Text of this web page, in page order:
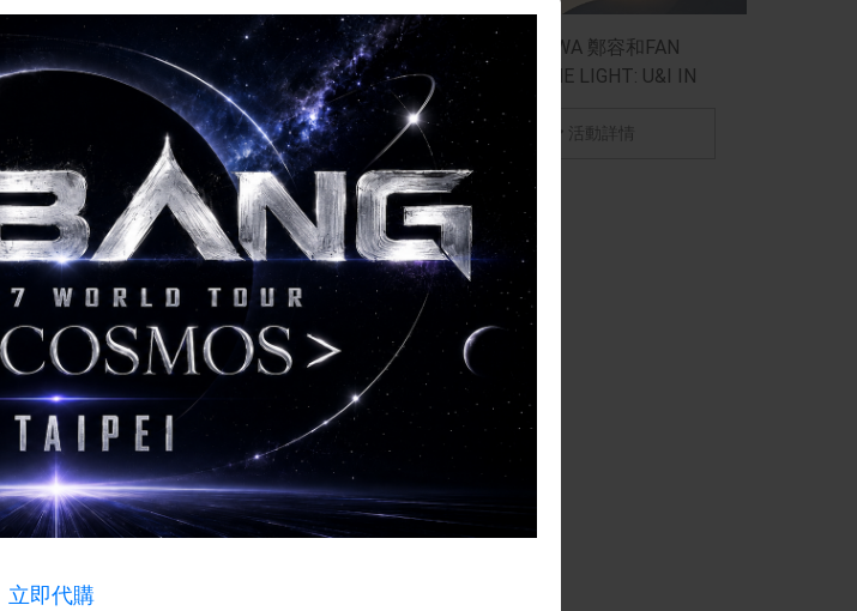
立即代購
Tiffany Young: Edge of Calm Tour In
Taipei
活動詳情
JUNG YONG HWA 鄭容和FAN
MEETING SAME LIGHT: U&I IN
TAIPEI
活動詳情
TOY STORY｜PEACEMINUSONE：
THE FIRST FAN 臺北站
活動詳情